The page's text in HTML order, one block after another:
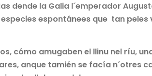
dende la Galia l´emperador
espontánees que tan peles
cómo amugaben el llinu nel ríu,
anque tamién se facía n´otres